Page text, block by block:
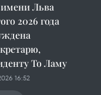
Льва
2026 года
То Ламу
16:52